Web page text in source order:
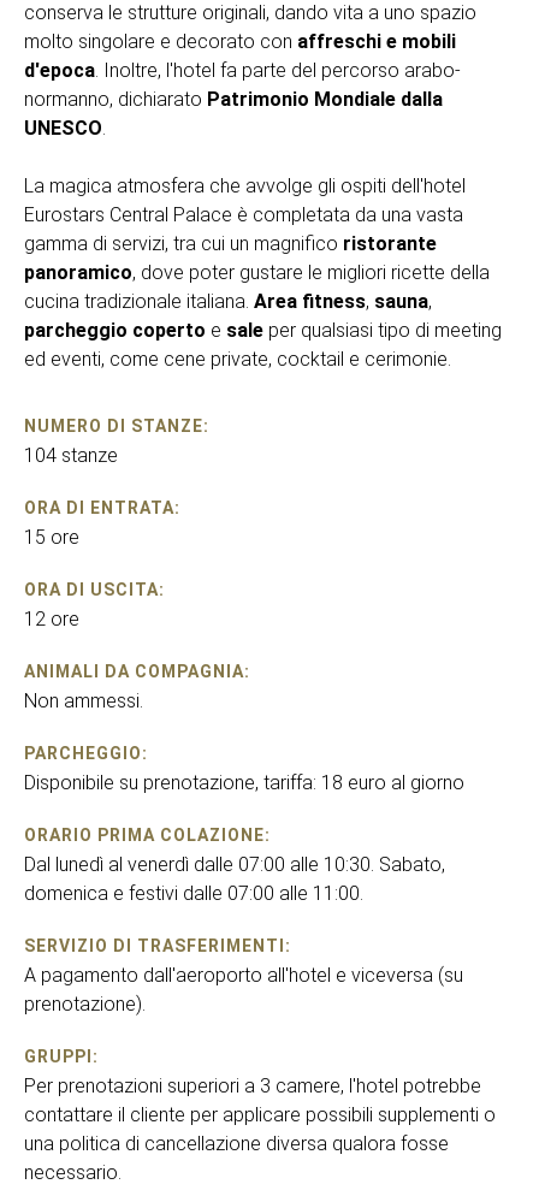
conserva le strutture originali, dando vita a uno spazio
molto singolare e decorato con affreschi e mobili
d'epoca. Inoltre, l'hotel fa parte del percorso arabo-
normanno, dichiarato Patrimonio Mondiale dalla
UNESCO.
La magica atmosfera che avvolge gli ospiti dell'hotel
Eurostars Central Palace è completata da una vasta
gamma di servizi, tra cui un magnifico ristorante
panoramico, dove poter gustare le migliori ricette della
cucina tradizionale italiana. Area fitness, sauna,
parcheggio coperto e sale per qualsiasi tipo di meeting
ed eventi, come cene private, cocktail e cerimonie.
NUMERO DI STANZE:
104 stanze
ORA DI ENTRATA:
15 ore
ORA DI USCITA:
12 ore
ANIMALI DA COMPAGNIA:
Non ammessi.
PARCHEGGIO:
Disponibile su prenotazione, tariffa: 18 euro al giorno
ORARIO PRIMA COLAZIONE:
Dal lunedì al venerdì dalle 07:00 alle 10:30. Sabato,
domenica e festivi dalle 07:00 alle 11:00.
SERVIZIO DI TRASFERIMENTI:
A pagamento dall'aeroporto all'hotel e viceversa (su
prenotazione).
GRUPPI:
Per prenotazioni superiori a 3 camere, l'hotel potrebbe
contattare il cliente per applicare possibili supplementi o
una politica di cancellazione diversa qualora fosse
necessario.